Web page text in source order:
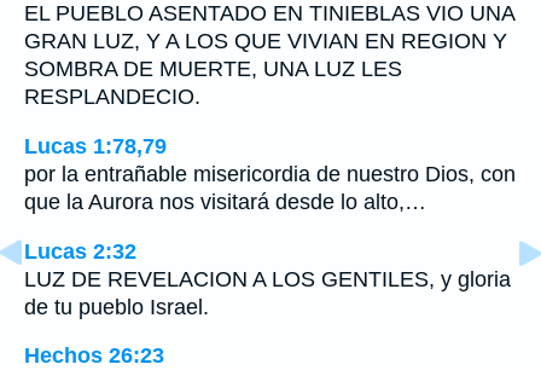
EL PUEBLO ASENTADO EN TINIEBLAS VIO UNA
GRAN LUZ, Y A LOS QUE VIVIAN EN REGION Y
SOMBRA DE MUERTE, UNA LUZ LES
RESPLANDECIO.
Lucas 1:78,79
por la entrañable misericordia de nuestro Dios, con
que la Aurora nos visitará desde lo alto,…
Lucas 2:32
LUZ DE REVELACION A LOS GENTILES, y gloria
de tu pueblo Israel.
Hechos 26:23